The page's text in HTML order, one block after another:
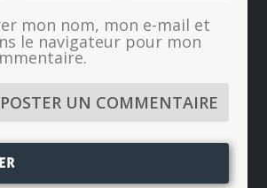
mon nom, mon e-mail et
le navigateur pour mon